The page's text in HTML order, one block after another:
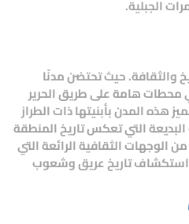
الجبلية.
والثقافة. حيث تحتضن مدنًا
محطات هامة على طريق الحرير
هذه المدن بأبنيتها ذات الطراز
التي تعكس تاريخ المنطقة
الوجهات الثقافية الرائعة التي
استكشاف تاريخ عريق وشعوب